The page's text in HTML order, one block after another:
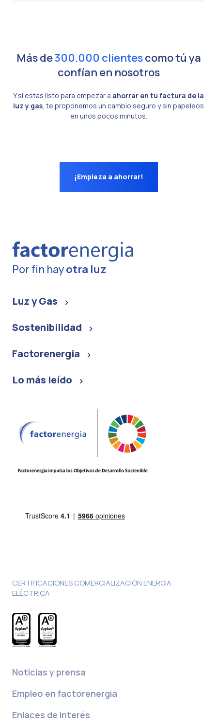
Más de300.000 clientescomo tú ya
confían en nosotros
Y si estás listo para empezar a ahorrar en tu factura de la
luz y gas, te proponemos un cambio seguro y sin papeleos
en unos pocos minutos.
¡Empieza a ahorrar!
Por fin hayotra luz
Luz y Gas
Sostenibilidad
Factorenergia
Lo más leído
CERTIFICACIONES COMERCIALIZACIÓN ENERGÍA
ELÉCTRICA
Noticias y prensa
Empleo en factorenergia
Enlaces de interés